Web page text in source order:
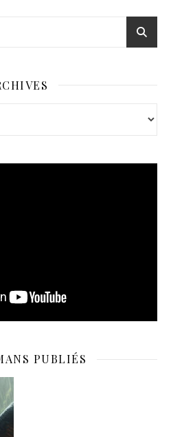
PUBLIÉS